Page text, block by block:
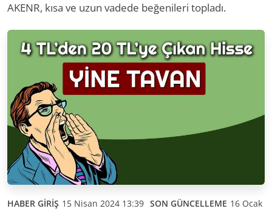
AKENR, kısa ve uzun vadede beğenileri topladı.
HABER GİRİŞ 15 Nisan 2024 13:39 SON GÜNCELLEME 16 Ocak